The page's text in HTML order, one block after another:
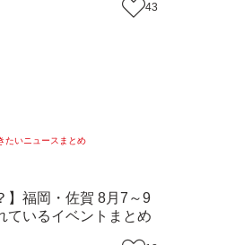
43
たいニュースまとめ
】福岡・佐賀 8月7～9
ているイベントまとめ